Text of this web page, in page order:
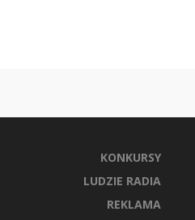
KONKURSY
LUDZIE RADIA
REKLAMA